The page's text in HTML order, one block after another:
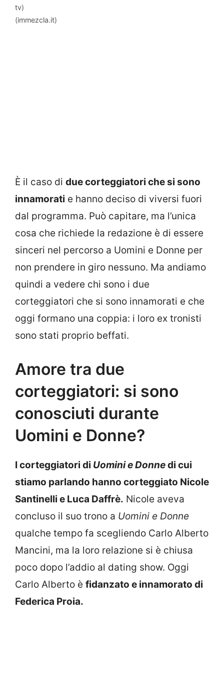
tv)
(immezcla.it)
È il caso di due corteggiatori che si sono
innamorati e hanno deciso di viversi fuori
dal programma. Può capitare, ma l’unica
cosa che richiede la redazione è di essere
sinceri nel percorso a Uomini e Donne per
non prendere in giro nessuno. Ma andiamo
quindi a vedere chi sono i due
corteggiatori che si sono innamorati e che
oggi formano una coppia: i loro ex tronisti
sono stati proprio beffati.
Amore tra due
corteggiatori: si sono
conosciuti durante
Uomini e Donne?
I corteggiatori di Uomini e Donnedi cui
stiamo parlando hanno corteggiato Nicole
Santinelli e Luca Daffrè. Nicole aveva
concluso il suo trono a Uomini e Donne
qualche tempo fa scegliendo Carlo Alberto
Mancini, ma la loro relazione si è chiusa
poco dopo l’addio al dating show. Oggi
Carlo Alberto è fidanzato e innamorato di
Federica Proia.